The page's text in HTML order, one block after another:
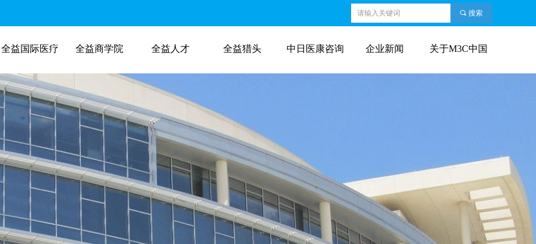
全益国际医疗 全益商学院 全益人才 全益猎头 中日医康咨询 企业新闻 关于M3C中国
끠 搜索